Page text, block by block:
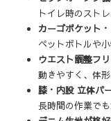
トイレ時のスト
カーゴポケット
ペットボトルや
ウエスト調整フ
動きやすく、体
膝・内股 立体パ
長時間の作業で